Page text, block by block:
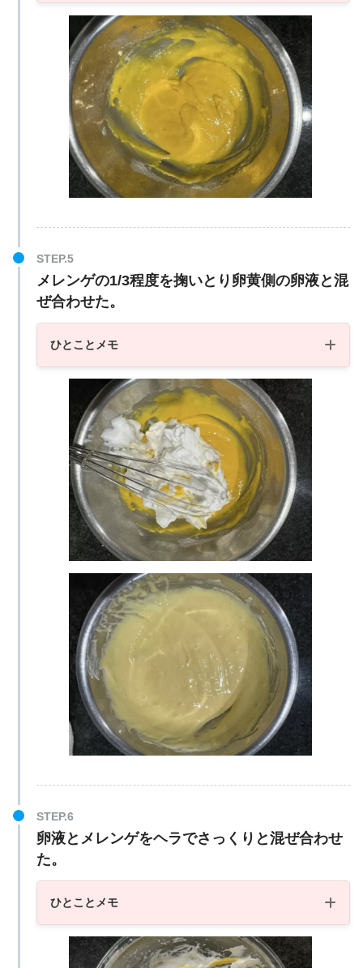
メレンゲの1/3程度を掬いとり卵黄側の卵液と混
ぜ合わせた。
ひとことメモ
卵液とメレンゲをヘラでさっくりと混ぜ合わせ
た。
ひとことメモ